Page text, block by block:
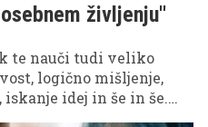
življenju''
te nauči tudi veliko
logično mišljenje,
idej in še in še.